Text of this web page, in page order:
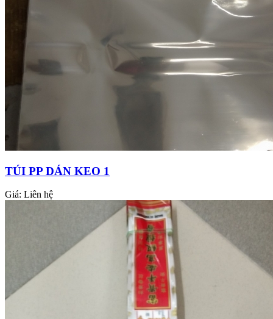
TÚI PP DÁN KEO 1
Giá: Liên hệ